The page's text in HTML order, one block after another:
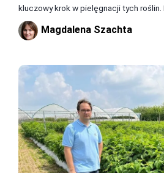
kluczowy krok w pielęgnacji tych roślin.
Magdalena Szachta